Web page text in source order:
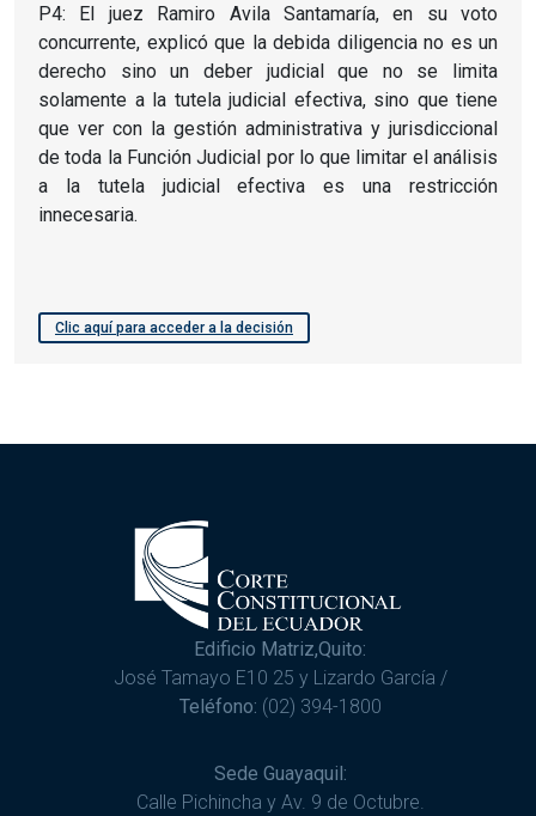
P4: El juez Ramiro Avila Santamaría, en su voto
concurrente, explicó que la debida diligencia no es un
derecho sino un deber judicial que no se limita
solamente a la tutela judicial efectiva, sino que tiene
que ver con la gestión administrativa y jurisdiccional
de toda la Función Judicial por lo que limitar el análisis
a la tutela judicial efectiva es una restricción
innecesaria.
Clic aquí para acceder a la decisión
Edificio Matriz,Quito:
José Tamayo E10 25 y Lizardo García /
Teléfono: (02) 394-1800
Sede Guayaquil:
Calle Pichincha y Av. 9 de Octubre.